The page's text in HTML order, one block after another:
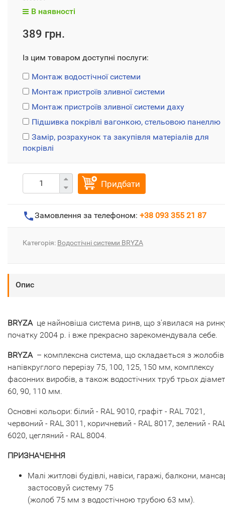
В наявності
389 грн.
Із цим товаром доступні послуги:
Монтаж водостічної системи
Монтаж пристроїв зливної системи
Монтаж пристроїв зливної системи даху
Підшивка покрівлі вагонкою, стельовою панеллю
Замір, розрахунок та закупівля матеріалів для
покрівлі
Придбати
Замовлення за телефоном: +38 093 355 21 87
Категорія: Водостічні системи BRYZA
Опис
BRYZA це найновіша система ринв, що з'явилася на
початку 2004 р. і вже прекрасно зарекомендувала себе.
BRYZA – комплексна система, що складається з жолобів
напівкруглого перерізу 75, 100, 125, 150 мм, комплексу
фасонних виробів, а також водостічних труб трьох
60, 90, 110 мм.
Основні кольори: білий - RAL 9010, графіт - RAL 7021,
червоний - RAL 3011, коричневий - RAL 8017, зелений -
6020, цегляний - RAL 8004.
ПРИЗНАЧЕННЯ
Малі житлові будівлі, навіси, гаражі, балкони,
застосовуй систему 75
(жолоб 75 мм з водостічною трубою 63 мм).